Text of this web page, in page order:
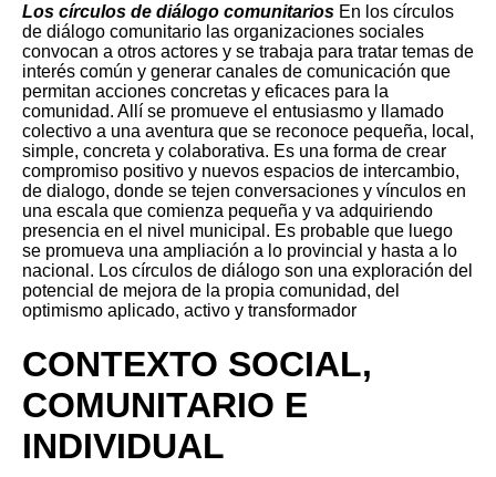
Los círculos de diálogo comunitarios En los círculos
de diálogo comunitario las organizaciones sociales
convocan a otros actores y se trabaja para tratar temas de
interés común y generar canales de comunicación que
permitan acciones concretas y eficaces para la
comunidad. Allí se promueve el entusiasmo y llamado
colectivo a una aventura que se reconoce pequeña, local,
simple, concreta y colaborativa. Es una forma de crear
compromiso positivo y nuevos espacios de intercambio,
de dialogo, donde se tejen conversaciones y vínculos en
una escala que comienza pequeña y va adquiriendo
presencia en el nivel municipal. Es probable que luego
se promueva una ampliación a lo provincial y hasta a lo
nacional. Los círculos de diálogo son una exploración del
potencial de mejora de la propia comunidad, del
optimismo aplicado, activo y transformador
CONTEXTO SOCIAL,
COMUNITARIO E
INDIVIDUAL